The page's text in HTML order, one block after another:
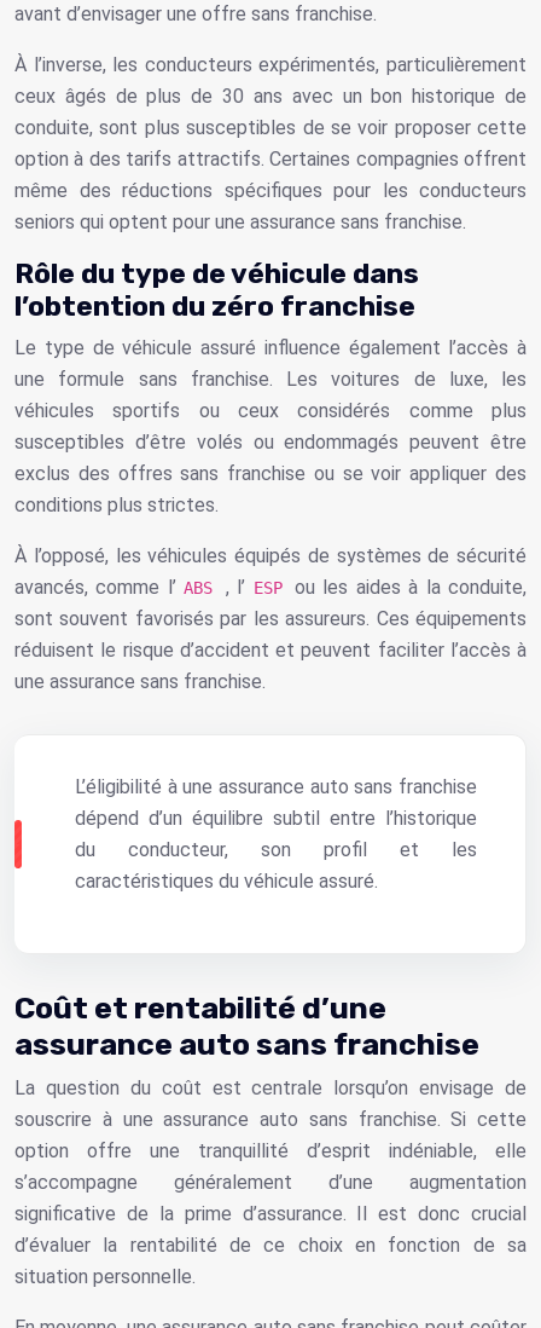
avant d’envisager une offre sans franchise.
À l’inverse, les conducteurs expérimentés, particulièrement
ceux âgés de plus de 30 ans avec un bon historique de
conduite, sont plus susceptibles de se voir proposer cette
option à des tarifs attractifs. Certaines compagnies offrent
même des réductions spécifiques pour les conducteurs
seniors qui optent pour une assurance sans franchise.
Rôle du type de véhicule dans
l’obtention du zéro franchise
Le type de véhicule assuré influence également l’accès à
une formule sans franchise. Les voitures de luxe, les
véhicules sportifs ou ceux considérés comme plus
susceptibles d’être volés ou endommagés peuvent être
exclus des offres sans franchise ou se voir appliquer des
conditions plus strictes.
À l’opposé, les véhicules équipés de systèmes de sécurité
avancés, comme l’ABS , l’ ESP ou les aides à la conduite,
sont souvent favorisés par les assureurs. Ces équipements
réduisent le risque d’accident et peuvent faciliter l’accès à
une assurance sans franchise.
L’éligibilité à une assurance auto sans franchise
dépend d’un équilibre subtil entre l’historique
du conducteur, son profil et les
caractéristiques du véhicule assuré.
Coût et rentabilité d’une
assurance auto sans franchise
La question du coût est centrale lorsqu’on envisage de
souscrire à une assurance auto sans franchise. Si cette
option offre une tranquillité d’esprit indéniable, elle
s’accompagne généralement d’une augmentation
significative de la prime d’assurance. Il est donc crucial
d’évaluer la rentabilité de ce choix en fonction de sa
situation personnelle.